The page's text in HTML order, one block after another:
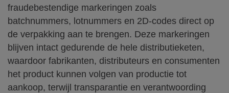
fraudebestendige markeringen zoals
batchnummers, lotnummers en 2D-codes direct op
de verpakking aan te brengen. Deze markeringen
blijven intact gedurende de hele distributieketen,
waardoor fabrikanten, distributeurs en consumenten
het product kunnen volgen van productie tot
aankoop, terwijl transparantie en verantwoording